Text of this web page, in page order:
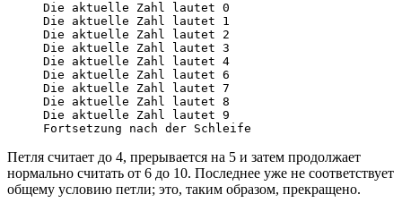
Die aktuelle Zahl lautet 0
Die aktuelle Zahl lautet 1
Die aktuelle Zahl lautet 2
Die aktuelle Zahl lautet 3
Die aktuelle Zahl lautet 4
Die aktuelle Zahl lautet 6
Die aktuelle Zahl lautet 7
Die aktuelle Zahl lautet 8
Die aktuelle Zahl lautet 9
Fortsetzung nach der Schleife
Петля считает до 4, прерывается на 5 и затем продолжает
нормально считать от 6 до 10. Последнее уже не соответствует
общему условию петли; это, таким образом, прекращено.